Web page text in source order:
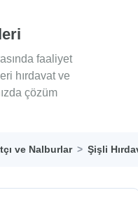
faaliyet
hırdavat ve
çözüm
ve Nalburlar Şişli